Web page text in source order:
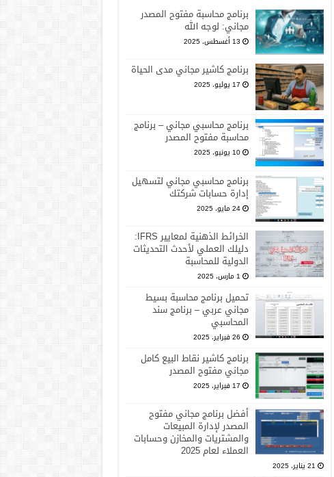
برنامج محاسبة مفتوح المصدر
مجاني: لوجه الله
13 أغسطس، 2025
برنامج كاشير مجاني مدى الحياة
17 يوليو، 2025
برنامج محاسبي مجاني – برنامج
محاسبة مفتوح المصدر
10 يونيو، 2025
برنامج محاسبي مجاني لتسهيل
إدارة حسابات شركتك
24 مايو، 2025
الخرائط الذهنية لمعايير IFRS:
دليلك العملي لأحدث التحديثات
الدولية للمحاسبة
1 مارس، 2025
تحميل برنامج محاسبة بسيط
مجاني عربي – برنامج سند
المحاسبي
26 فبراير، 2025
برنامج كاشير نقاط البيع كامل
مجاني مفتوح المصدر
17 فبراير، 2025
أفضل برنامج مجاني مفتوح
المصدر لإدارة المبيعات
والمشتريات والمخازن وحسابات
العملاء لعام 2025
21 يناير، 2025